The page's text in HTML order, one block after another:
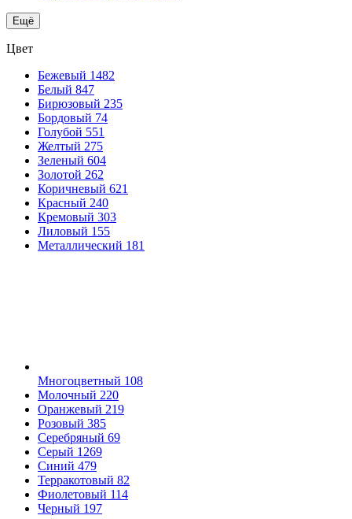
Ещё
Цвет
Бежевый 1482
Белый 847
Бирюзовый 235
Бордовый 74
Голубой 551
Желтый 275
Зеленый 604
Золотой 262
Коричневый 621
Красный 240
Кремовый 303
Лиловый 155
Металлический 181
Многоцветный 108
Молочный 220
Оранжевый 219
Розовый 385
Серебряный 69
Серый 1269
Синий 479
Терракотовый 82
Фиолетовый 114
Черный 197